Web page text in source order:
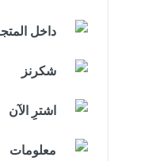
داخل
شكرنز
اشترِ الآن
معلومات